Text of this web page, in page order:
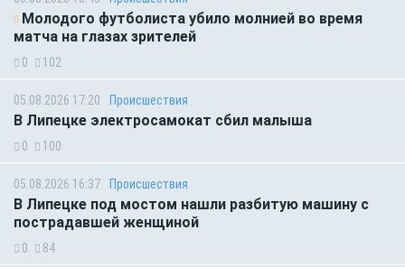
Молодого футболиста убило молнией во время
матча на глазах зрителей
0 102
05.08.2026 17:20 Происшествия
В Липецке электросамокат сбил малыша
0 100
05.08.2026 16:37 Происшествия
В Липецке под мостом нашли разбитую машину с
пострадавшей женщиной
0 84